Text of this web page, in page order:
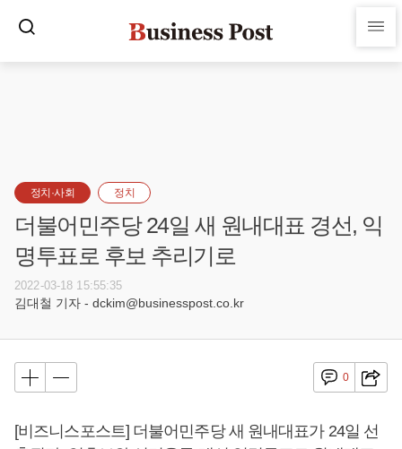
정치·사회 정치
더불어민주당 24일 새 원내대표 경선, 익
명투표로 후보 추리기로
2022-03-18 15:55:35
김대철 기자 - dckim@businesspost.co.kr
0
[비즈니스포스트] 더불어민주당 새 원내대표가 24일 선